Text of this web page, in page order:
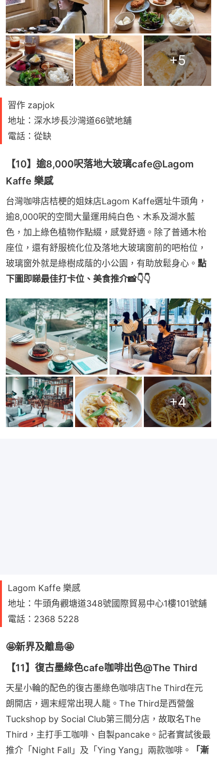
+5
習作 zapjok
地址：深水埗長沙灣道66號地舖
電話：從缺
【10】逾8,000呎落地大玻璃cafe@Lagom
Kaffe 樂感
台灣咖啡店桔梗的姐妹店Lagom Kaffe選址牛頭角，
逾8,000呎的空間大量運用純白色、木系及湖水藍
色，加上綠色植物作點綴，感覺舒適。除了普通木枱
座位，還有舒服梳化位及落地大玻璃窗前的吧枱位，
玻璃窗外就是綠樹成蔭的小公園，有助放鬆身心。 點
下圖即睇最佳打卡位、美食推介📸👇👇
+4
Lagom Kaffe 樂感
地址：牛頭角觀塘道348號國際貿易中心1樓101號舖
電話：2368 5228
🤩新界及離島🤩
【11】復古墨綠色cafe咖啡出色@The Third
天星小輪的配色的復古墨綠色咖啡店The Third在元
朗開店，週末經常出現人龍。The Third是西營盤
Tuckshop by Social Club第三間分店，故取名The
Third，主打手工咖啡、自製pancake。記者實試後最
推介「Night Fall」及「Ying Yang」兩款咖啡。
「漸